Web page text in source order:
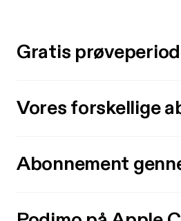
Gratis
Vores forskellige
Abonnement